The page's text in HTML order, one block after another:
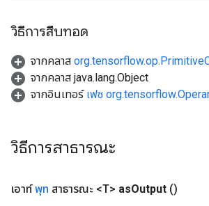
วิธีการสืบทอด
จากคลาส
จากคลาส java.lang.Object
จากอินเทอร์ เฟซ
วิธีการสาธารณะ
เอาท์พุท สาธารณะ <T> asOutput ()